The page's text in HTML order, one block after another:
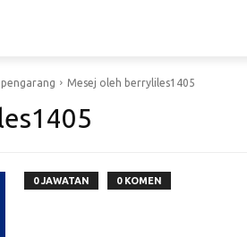
pengarang Mesej oleh berryliles1405
0 JAWATAN 0 KOMEN